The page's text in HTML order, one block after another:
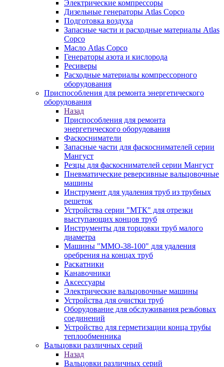
Электрические компрессоры
Дизельные генераторы Atlas Copco
Подготовка воздуха
Запасные части и расходные материалы Atlas
Copco
Масло Atlas Copco
Генераторы азота и кислорода
Ресиверы
Расходные материалы компрессорного
оборудования
Приспособления для ремонта энергетического
оборудования
Назад
Приспособления для ремонта
энергетического оборудования
Фаскосниматели
Запасные части для фаскоснимателей серии
Мангуст
Резцы для фаскоснимателей серии Мангуст
Пневматические реверсивные вальцовочные
машины
Инструмент для удаления труб из трубных
решеток
Устройства серии "МТК" для отрезки
выступающих концов труб
Инструменты для торцовки труб малого
диаметра
Машины "ММО-38-100" для удаления
оребрения на концах труб
Раскатники
Канавочники
Аксессуары
Электрические вальцовочные машины
Устройства для очистки труб
Оборудование для обслуживания резьбовых
соединений
Устройство для герметизации конца трубы
теплообменника
Вальцовки различных серий
Назад
Вальцовки различных серий